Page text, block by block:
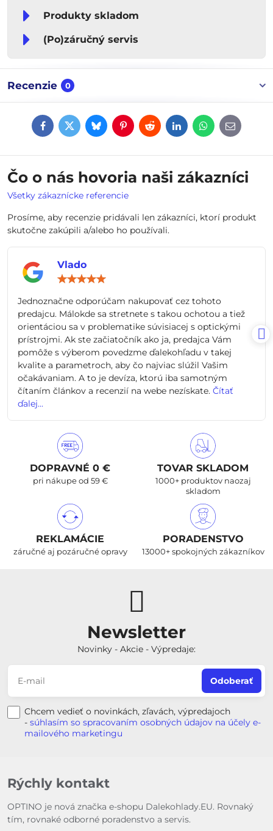
Produkty skladom
(Po)záručný servis
Recenzie 0
FacebookTwitterBlueskyPinterestRedditLinkedInWhatsApp
E-
mail
Čo o nás hovoria naši zákazníci
Všetky zákaznícke referencie
Prosíme, aby recenzie pridávali len zákazníci, ktorí produkt
skutočne zakúpili a/alebo ho používali.
Vlado
5
Jednoznačne odporúčam nakupovať cez tohoto
predajcu. Málokde sa stretnete s takou ochotou a tiež
orientáciou sa v problematike súvisiacej s optickými
prístrojmi. Ak ste začiatočník ako ja, predajca Vám
pomôže s výberom povedzme ďalekohľadu v takej
kvalite a parametroch, aby čo najviac slúžil Vašim
očakávaniam. A to je devíza, ktorú iba samotným
čítaním článkov a recenzií na webe nezískate. Čítať
ďalej...
DOPRAVNÉ 0 €
pri nákupe od 59 €
TOVAR SKLADOM
1000+ produktov naozaj
skladom
REKLAMÁCIE
záručné aj pozáručné opravy
PORADENSTVO
13000+ spokojných zákazníkov
Newsletter
Novinky - Akcie - Výpredaje:
Odoberať
Chcem vedieť o novinkách, zľavách, výpredajoch
- súhlasím so spracovaním osobných údajov na účely e-
mailového marketingu
Rýchly kontakt
OPTINO je nová značka e-shopu Dalekohlady.EU. Rovnaký
tím, rovnaké odborné poradenstvo a servis.